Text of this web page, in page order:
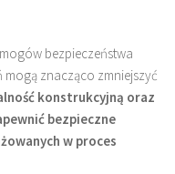
bezpieczeństwa
znacząco zmniejszyć
konstrukcyjną oraz
bezpieczne
w proces